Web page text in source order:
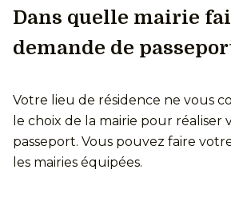
Dans quelle mairie
demande de
Votre lieu de résidence ne vous
le choix de la mairie pour réaliser
passeport. Vous pouvez faire
les mairies équipées.